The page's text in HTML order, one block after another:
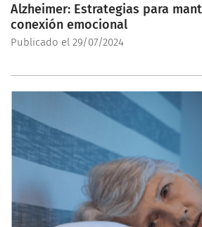
Alzheimer: Estrategias para
conexión emocional
Publicado el 29/07/2024